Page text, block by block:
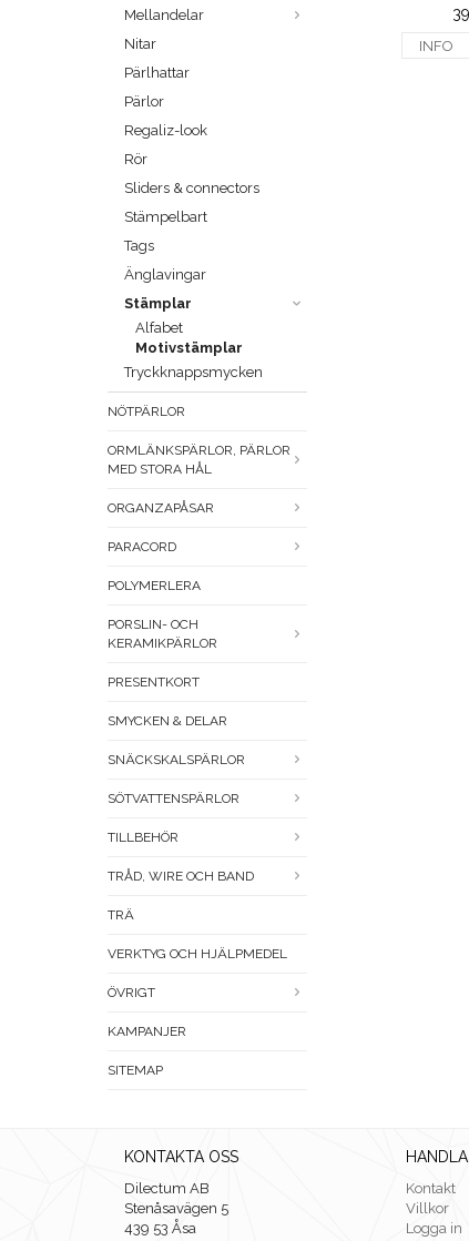
Mellandelar
Nitar
Pärlhattar
Pärlor
Regaliz-look
Rör
Sliders & connectors
Stämpelbart
Tags
Änglavingar
Stämplar
Alfabet
Motivstämplar
Tryckknappsmycken
NÖTPÄRLOR
ORMLÄNKSPÄRLOR, PÄRLOR
MED STORA HÅL
ORGANZAPÅSAR
PARACORD
POLYMERLERA
PORSLIN- OCH
KERAMIKPÄRLOR
PRESENTKORT
SMYCKEN & DELAR
SNÄCKSKALSPÄRLOR
SÖTVATTENSPÄRLOR
TILLBEHÖR
TRÅD, WIRE OCH BAND
TRÄ
VERKTYG OCH HJÄLPMEDEL
ÖVRIGT
KAMPANJER
SITEMAP
INFO
KONTAKTA OSS
Dilectum AB
Stenåsavägen 5
439 53 Åsa
HANDLA
Kontakt
Villkor
Logga in